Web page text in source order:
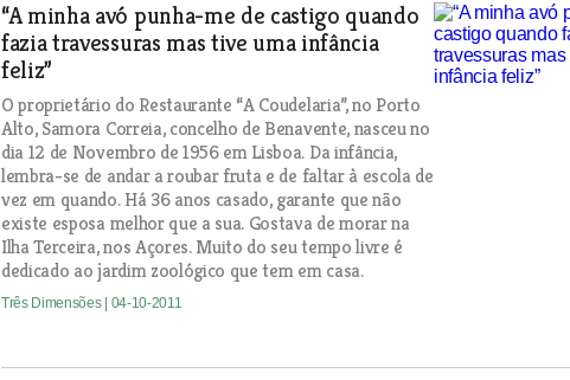
“A minha avó punha-me de castigo quando
fazia travessuras mas tive uma infância
feliz”
O proprietário do Restaurante “A Coudelaria”, no Porto
Alto, Samora Correia, concelho de Benavente, nasceu no
dia 12 de Novembro de 1956 em Lisboa. Da infância,
lembra-se de andar a roubar fruta e de faltar à escola de
vez em quando. Há 36 anos casado, garante que não
existe esposa melhor que a sua. Gostava de morar na
Ilha Terceira, nos Açores. Muito do seu tempo livre é
dedicado ao jardim zoológico que tem em casa.
Três Dimensões | 04-10-2011